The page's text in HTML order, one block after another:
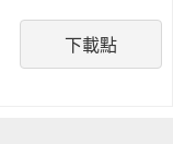
下載點